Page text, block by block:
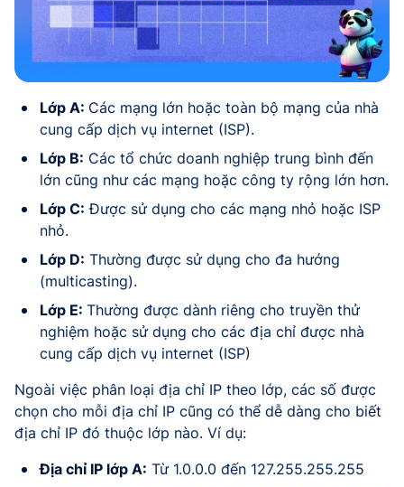
Lớp A: Các mạng lớn hoặc toàn bộ mạng của nhà
cung cấp dịch vụ internet (ISP).
Lớp B: Các tổ chức doanh nghiệp trung bình đến
lớn cũng như các mạng hoặc công ty rộng lớn hơn.
Lớp C: Được sử dụng cho các mạng nhỏ hoặc ISP
nhỏ.
Lớp D: Thường được sử dụng cho đa hướng
(multicasting).
Lớp E: Thường được dành riêng cho truyền thử
nghiệm hoặc sử dụng cho các địa chỉ được nhà
cung cấp dịch vụ internet (ISP)
Ngoài việc phân loại địa chỉ IP theo lớp, các số được
chọn cho mỗi địa chỉ IP cũng có thể dễ dàng cho biết
địa chỉ IP đó thuộc lớp nào. Ví dụ:
Địa chỉ IP lớp A: Từ 1.0.0.0 đến 127.255.255.255